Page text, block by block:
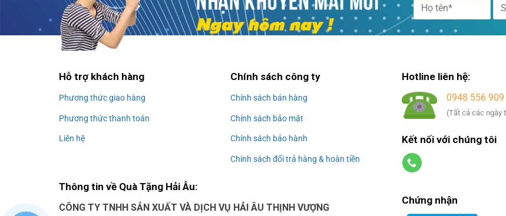
Alternative:
Hỗ trợ khách hàng
Phương thức giao hàng
Phương thức thanh toán
Liên hệ
Chính sách công ty
Chính sách bán hàng
Chính sách bảo mật
Chính sách bảo hành
Chính sách đổi trả hàng & hoàn tiền
Thông tin về Quà Tặng Hải Âu:
CÔNG TY TNHH SẢN XUẤT VÀ DỊCH VỤ HẢI ÂU THỊNH VƯỢNG
Hotline liên hệ:
0948 556 909
(Tất cả các ngày
Kết nối với chúng tôi
Chứng nhận